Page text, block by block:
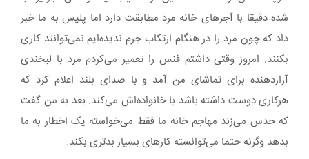
شده دقیقا با آجرهای خانه مرد مطابقت دارد اما پلیس به ما خبر
داد که چون مرد را در هنگام ارتکاب جرم ندیده‌ایم نمی‌توانند کاری
بکنند. امروز وقتی داشتم فنس را تعمیر می‌کردم مرد با لبخندی
آزاردهنده برای تماشای من آمد و با صدای بلند اعلام کرد که
هرکاری دوست داشته باشد با خانواده‌اش می‌کند. بعد به من گفت
که حدس می‌زند مهاجم خانه ما فقط می‌خواسته یک اخطار به ما
بدهد وگرنه حتما می‌توانسته کارهای بسیار بدتری بکند.